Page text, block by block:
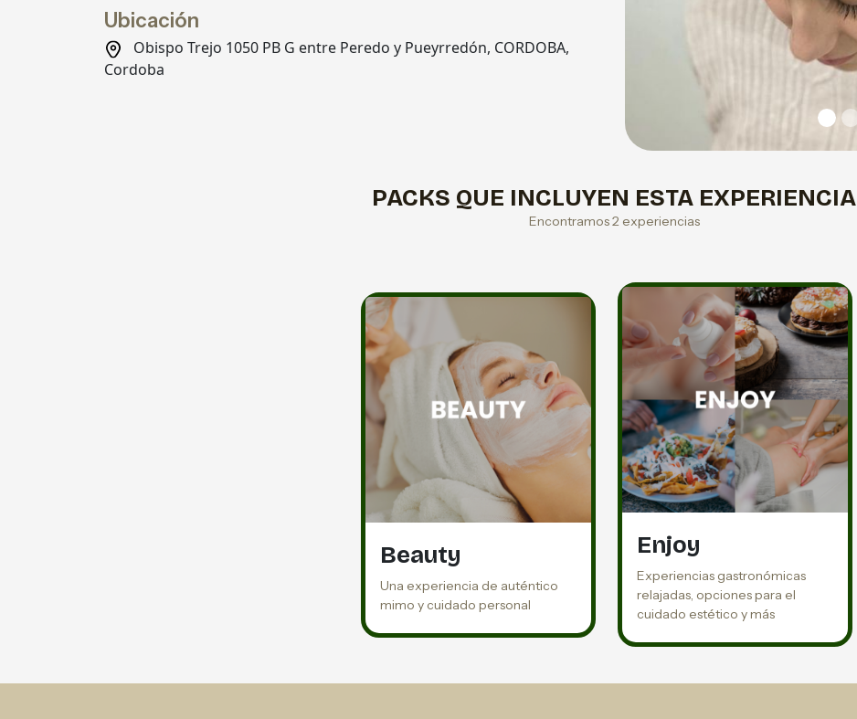
Ubicación
Obispo Trejo 1050 PB G entre Peredo y Pueyrredón, CORDOBA,
Cordoba
PACKS QUE INCLUYEN ESTA EXPERIENCIA
Encontramos 2 experiencias
Beauty
Una experiencia de auténtico
mimo y cuidado personal
Enjoy
Experiencias gastronómicas
relajadas, opciones para el
cuidado estético y más